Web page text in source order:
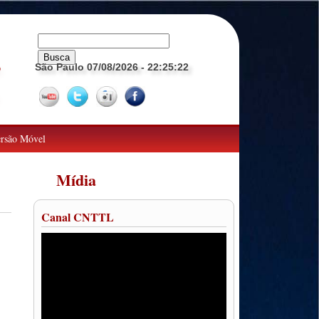
São Paulo 07/08/2026 - 22:25:23
Móvel
Mídia
Canal CNTTL